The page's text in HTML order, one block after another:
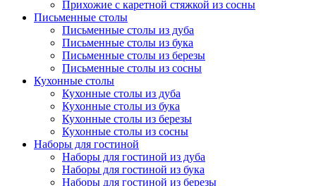
Прихожие с каретной стяжкой из сосны
Письменные столы
Письменные столы из дуба
Письменные столы из бука
Письменные столы из березы
Письменные столы из сосны
Кухонные столы
Кухонные столы из дуба
Кухонные столы из бука
Кухонные столы из березы
Кухонные столы из сосны
Наборы для гостиной
Наборы для гостиной из дуба
Наборы для гостиной из бука
Наборы для гостиной из березы